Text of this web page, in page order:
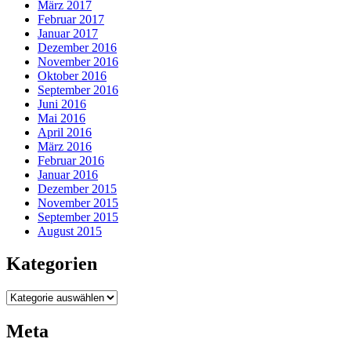
März 2017
Februar 2017
Januar 2017
Dezember 2016
November 2016
Oktober 2016
September 2016
Juni 2016
Mai 2016
April 2016
März 2016
Februar 2016
Januar 2016
Dezember 2015
November 2015
September 2015
August 2015
Kategorien
Kategorien
Meta